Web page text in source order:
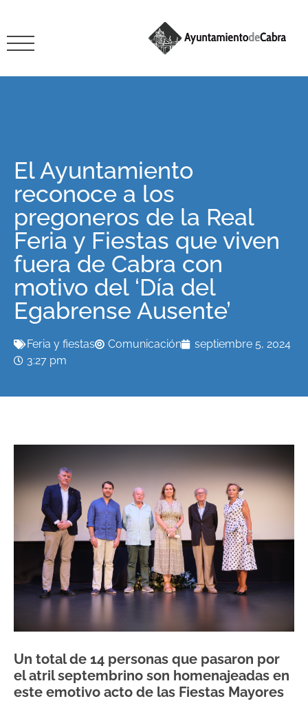
El Ayuntamiento
reconoce a los
pregoneros de la Real
Feria y Fiestas que viven
fuera de Cabra con
motivo del ‘Día del
Egabrense Ausente’
Feria y fiestas Comunicación
septiembre 5, 2024
3:27 pm
Un total de 14 personas que pasaron por
el atril septembrino son homenajeadas en
este emotivo acto de las Fiestas Mayores